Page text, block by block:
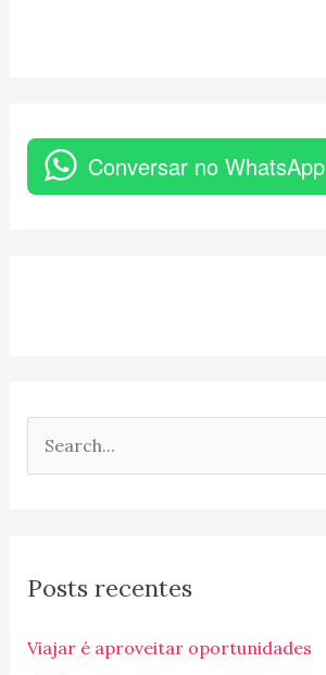
Conversar no WhatsApp
u
s
Posts recentes
Viajar é aproveitar oportunidades